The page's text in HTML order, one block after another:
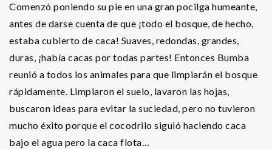
Comenzó poniendo su pie en una gran pocilga humeante,
antes de darse cuenta de que ¡todo el bosque, de hecho,
estaba cubierto de caca! Suaves, redondas, grandes,
duras, ¡había cacas por todas partes! Entonces Bumba
reunió a todos los animales para que limpiarán el bosque
rápidamente. Limpiaron el suelo, lavaron las hojas,
buscaron ideas para evitar la suciedad, pero no tuvieron
mucho éxito porque el cocodrilo siguió haciendo caca
bajo el agua pero la caca flota…